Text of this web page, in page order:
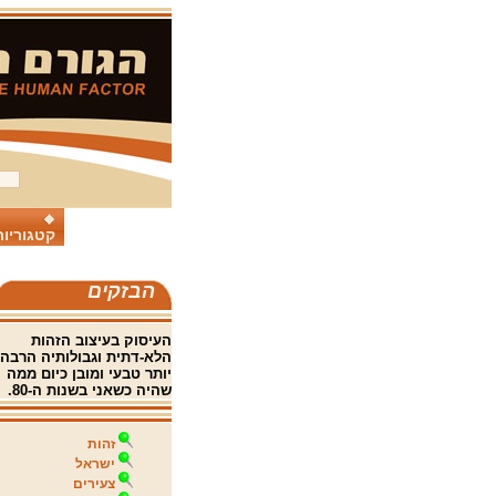
הבזקים
העיסוק בעיצוב הזהות
הלא-דתית וגבולותיה הרבה
יותר טבעי ומובן כיום ממה
שהיה כשאני בשנות ה-80.
זהות
ישראל
צעירים